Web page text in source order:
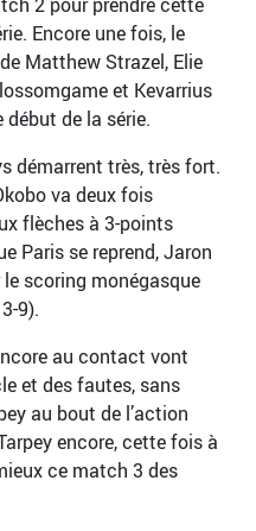
Encore une fois, le
Matthew Strazel, Elie
et Kevarrius
de la série.
démarrent très, très fort.
va deux fois
flèches à 3-points
Paris se reprend, Jaron
scoring monégasque
9).
au contact vont
et des fautes, sans
au bout de l’action
encore, cette fois à
ce match 3 des